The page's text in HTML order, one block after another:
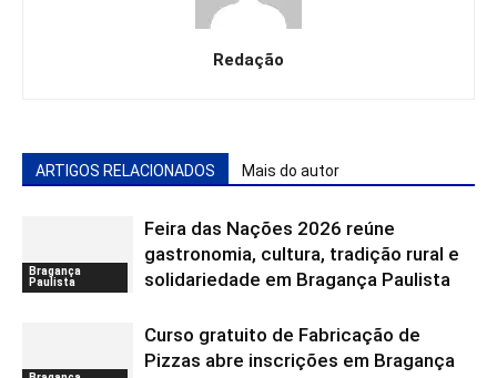
Redação
ARTIGOS RELACIONADOS Mais do autor
Bragança
Paulista
Feira das Nações 2026 reúne
gastronomia, cultura, tradição rural e
solidariedade em Bragança Paulista
Curso gratuito de Fabricação de
Pizzas abre inscrições em Bragança